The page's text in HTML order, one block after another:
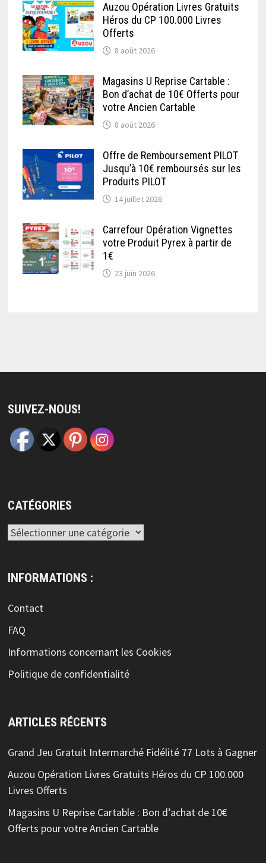
Auzou Opération Livres Gratuits
Héros du CP 100.000 Livres
Offerts
8 août 2026
Magasins U Reprise Cartable :
Bon d’achat de 10€ Offerts pour
votre Ancien Cartable
8 août 2026
Offre de Remboursement PILOT
Jusqu’à 10€ remboursés sur les
Produits PILOT
14 juillet 2026
Carrefour Opération Vignettes
votre Produit Pyrex à partir de
1€
23 juin 2026
SUIVEZ-NOUS!
CATÉGORIES
Catégories
INFORMATIONS :
Contact
FAQ
Informations concernant les Cookies
Politique de confidentialité
ARTICLES RÉCENTS
Grand Jeu Gratuit Intermarché Fidélité 77 Lots à Gagner
Auzou Opération Livres Gratuits Héros du CP 100.000
Livres Offerts
Magasins U Reprise Cartable : Bon d’achat de 10€
Offerts pour votre Ancien Cartable